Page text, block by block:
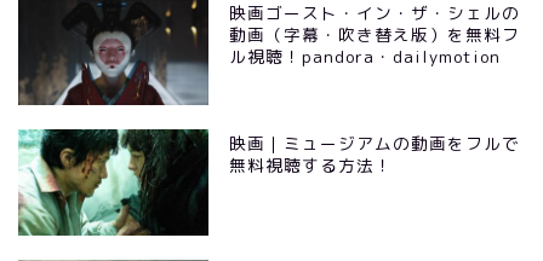
映画ゴースト・イン・ザ・シェルの
動画（字幕・吹き替え版）を無料フ
ル視聴！pandora・dailymotion
映画｜ミュージアムの動画をフルで
無料視聴する方法！